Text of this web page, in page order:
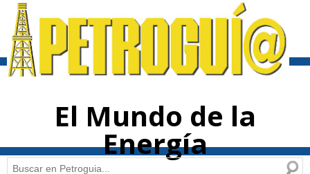
contenido
El Mundo de la
Energía
Buscar